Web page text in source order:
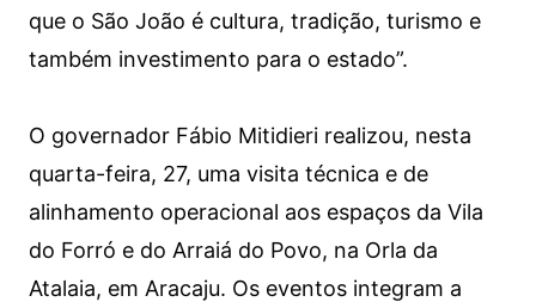
que o São João é cultura, tradição, turismo e
também investimento para o estado”.
O governador Fábio Mitidieri realizou, nesta
quarta-feira, 27, uma visita técnica e de
alinhamento operacional aos espaços da Vila
do Forró e do Arraiá do Povo, na Orla da
Atalaia, em Aracaju. Os eventos integram a